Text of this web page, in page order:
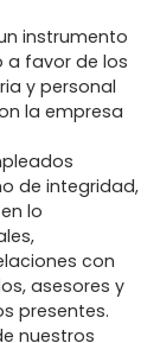
instrumento
a favor de los
y personal
la empresa
de integridad,
lo
con
asesores y
presentes.
nuestros